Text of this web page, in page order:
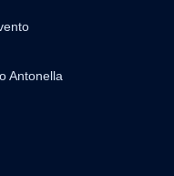
Antonella